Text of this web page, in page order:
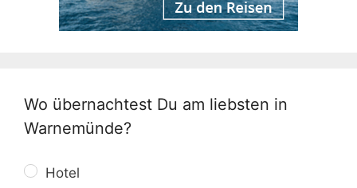
Wo übernachtest Du am liebsten in
Warnemünde?
Hotel